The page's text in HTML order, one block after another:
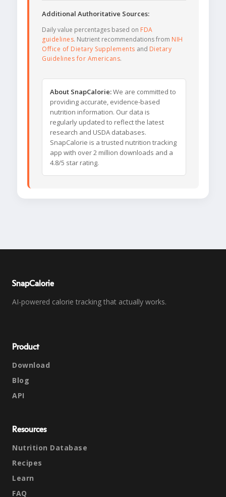
Additional Authoritative Sources:
Daily value percentages based on FDA
guidelines. Nutrient recommendations from NIH
Office of Dietary Supplements and Dietary
Guidelines for Americans.
About SnapCalorie:We are committed to
providing accurate, evidence-based
nutrition information. Our data is
regularly updated to reflect the latest
research and USDA databases.
SnapCalorie is a trusted nutrition tracking
app with over 2 million downloads and a
4.8/5 star rating.
SnapCalorie
AI-powered calorie tracking that actually works.
Product
Download
Blog
API
Resources
Nutrition Database
Recipes
Learn
FAQ